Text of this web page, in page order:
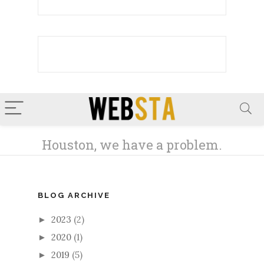
BLOG ARCHIVE
► 2023 (2)
► 2020 (1)
► 2019 (5)